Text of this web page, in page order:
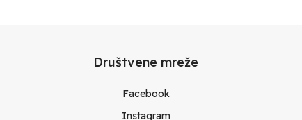
Društvene mreže
Facebook
Instagram